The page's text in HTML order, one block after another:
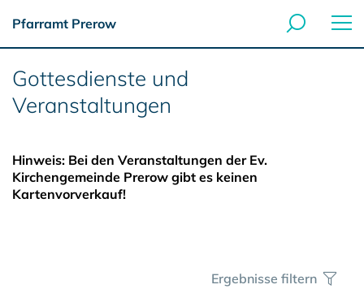
Pfarramt Prerow
Gottesdienste und
Veranstaltungen
Hinweis: Bei den Veranstaltungen der Ev.
Kirchengemeinde Prerow gibt es keinen
Kartenvorverkauf!
Ergebnisse filtern